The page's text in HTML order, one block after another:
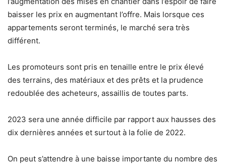
baisser les prix en augmentant l’offre. Mais lorsque ces
appartements seront terminés, le marché sera très
différent.
Les promoteurs sont pris en tenaille entre le prix élevé
des terrains, des matériaux et des prêts et la prudence
redoublée des acheteurs, assaillis de toutes parts.
2023 sera une année difficile par rapport aux hausses des
dix dernières années et surtout à la folie de 2022.
On peut s’attendre à une baisse importante du nombre des